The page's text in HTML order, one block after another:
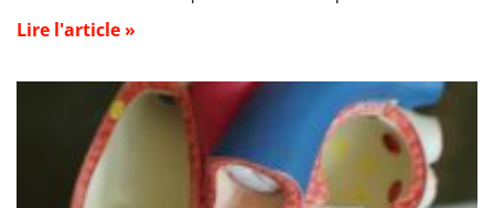
Lire l'article »